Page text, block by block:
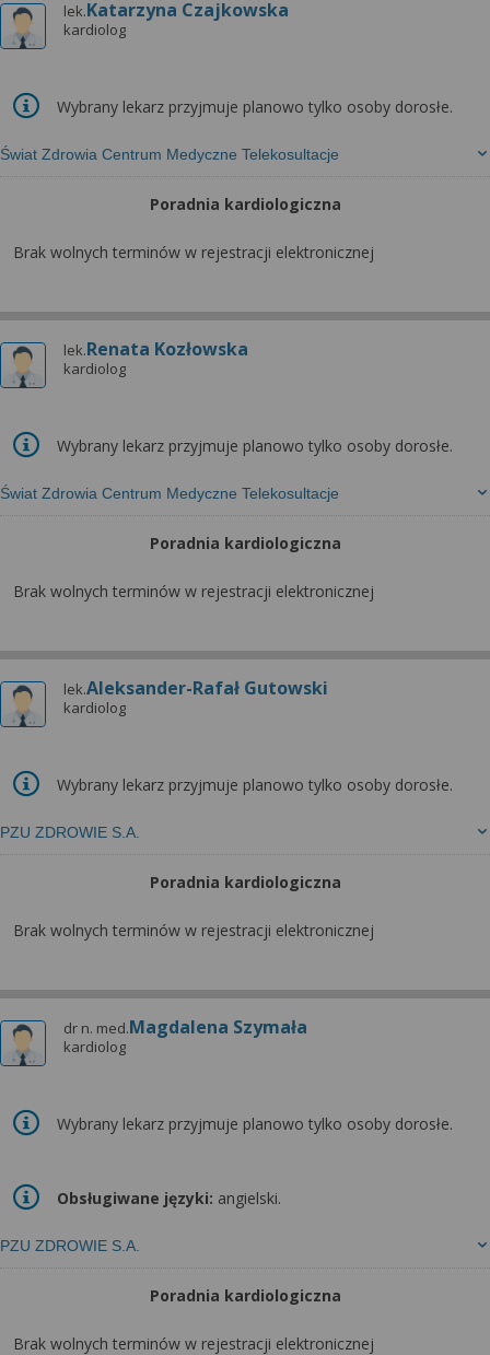
lek.Katarzyna Czajkowska
kardiolog
Świat Zdrowia Centrum Medyczne Telekosultacje
Wybrany lekarz przyjmuje planowo tylko osoby dorosłe.
Poradnia kardiologiczna
Brak wolnych terminów w rejestracji elektronicznej
lek.Renata Kozłowska
kardiolog
Świat Zdrowia Centrum Medyczne Telekosultacje
Wybrany lekarz przyjmuje planowo tylko osoby dorosłe.
Poradnia kardiologiczna
Brak wolnych terminów w rejestracji elektronicznej
lek.Aleksander-Rafał Gutowski
kardiolog
PZU ZDROWIE S.A.
Wybrany lekarz przyjmuje planowo tylko osoby dorosłe.
Poradnia kardiologiczna
Brak wolnych terminów w rejestracji elektronicznej
dr n. med.Magdalena Szymała
kardiolog
PZU ZDROWIE S.A.
Wybrany lekarz przyjmuje planowo tylko osoby dorosłe.
Obsługiwane języki: angielski.
Poradnia kardiologiczna
Brak wolnych terminów w rejestracji elektronicznej